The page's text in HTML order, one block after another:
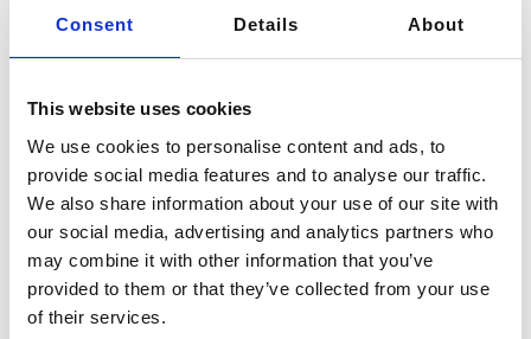
Consent Details About
This website uses cookies
We use cookies to personalise content and ads, to
provide social media features and to analyse our traffic.
We also share information about your use of our site with
our social media, advertising and analytics partners who
may combine it with other information that you’ve
provided to them or that they’ve collected from your use
of their services.
Temperatur (oft aus einem alkoholbetriebenen
wieder klar wird.
Verfahren:Die Flamme fährt über die
Werkstückkante und glättet bzw. klärt diese in
wenigen Sekunden
Ideal für:gerade Kanten, bei denen kleinere
Unregelmäßigkeiten zulässig sind
Vorteile:sehr schnell und preiswert
Einschränkungen: